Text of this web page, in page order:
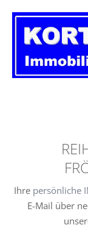
Inhalt
springen
Ihre persönliche
E-Mail über